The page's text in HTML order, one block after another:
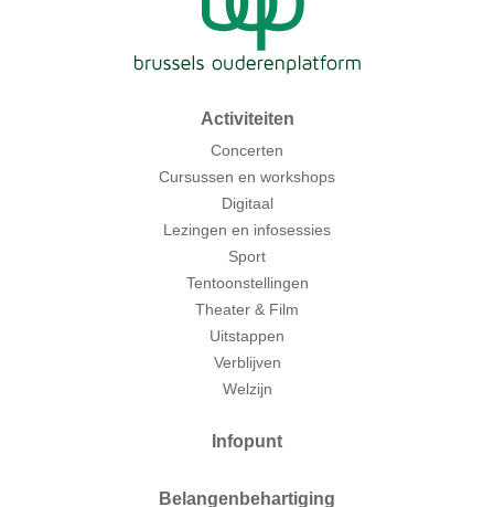
Activiteiten
Concerten
Cursussen en workshops
Digitaal
Lezingen en infosessies
Sport
Tentoonstellingen
Theater & Film
Uitstappen
Verblijven
Welzijn
Infopunt
Belangenbehartiging